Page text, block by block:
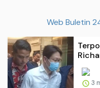
Web Buletin
3